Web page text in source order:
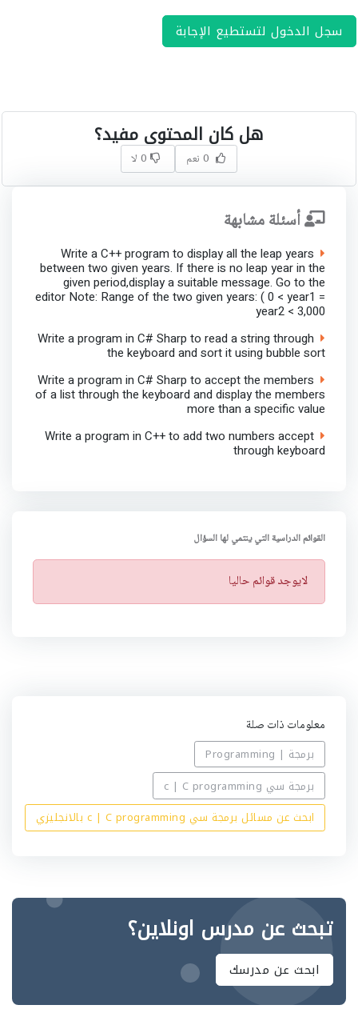
سجل الدخول لتستطيع الإجابة
هل كان المحتوى مفيد؟
0 نعم 0 لا
أسئلة مشابهة
Write a C++ program to display all the leap years
between two given years. If there is no leap year in the
given period,display a suitable message. Go to the
editor Note: Range of the two given years: ( 0 < year1 =
year2 < 3,000
Write a program in C# Sharp to read a string through
the keyboard and sort it using bubble sort
Write a program in C# Sharp to accept the members
of a list through the keyboard and display the members
more than a specific value
Write a program in C++ to add two numbers accept
through keyboard
القوائم الدراسية التي ينتمي لها السؤال
ت
ن
لايوجد قوائم حاليا
معلومات ذات صلة
برمجة | Programming
برمجة سي c | C programming
ابحث عن مسائل برمجة سي c | C programming بالانجليزي
تبحث عن مدرس اونلاين؟
ابحث عن مدرسك